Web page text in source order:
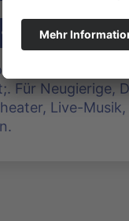
TEILEN
Für Neugierige,
Live-